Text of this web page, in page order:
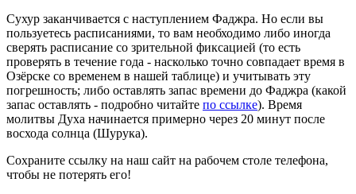
Сухур заканчивается с наступлением Фаджра. Но если вы
пользуетесь расписаниями, то вам необходимо либо иногда
сверять расписание со зрительной фиксацией (то есть
проверять в течение года - насколько точно совпадает время в
Озёрске со временем в нашей таблице) и учитывать эту
погрешность; либо оставлять запас времени до Фаджра (какой
запас оставлять - подробно читайте по ссылке). Время
молитвы Духа начинается примерно через 20 минут после
восхода солнца (Шурука).
Сохраните ссылку на наш сайт на рабочем столе телефона,
чтобы не потерять его!